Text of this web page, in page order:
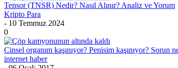
Tensor (TNSR) Nedir? Nasıl Alınır? Analiz ve Yorum
Kripto Para
- 10 Temmuz 2024
0
Cinsel organım kaşınıyor? Penisim kaşınıyor? Sorun
internet haber